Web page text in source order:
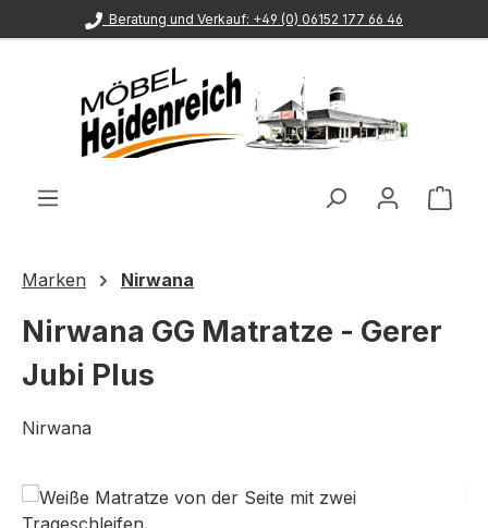
Zum Hauptinhalt springen
Beratung und Verkauf: +49 (0) 06152 177 66 46
Marken Nirwana
Nirwana GG Matratze - Gerer
Jubi Plus
Nirwana
Bildergalerie überspringen